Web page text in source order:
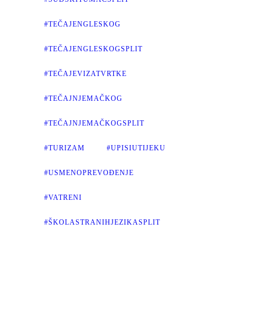
#TEČAJENGLESKOG
#TEČAJENGLESKOGSPLIT
#TEČAJEVIZATVRTKE
#TEČAJNJEMAČKOG
#TEČAJNJEMAČKOGSPLIT
#TURIZAM #UPISIUTIJEKU
#USMENOPREVOĐENJE
#VATRENI
#ŠKOLASTRANIHJEZIKASPLIT